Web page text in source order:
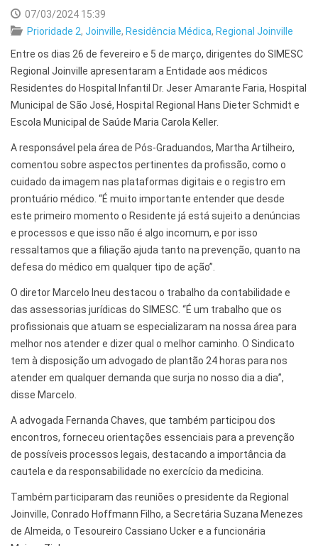
07/03/2024 15:39
Prioridade 2, Joinville, Residência Médica, Regional Joinville
Entre os dias 26 de fevereiro e 5 de março, dirigentes do SIMESC
Regional Joinville apresentaram a Entidade aos médicos
Residentes do Hospital Infantil Dr. Jeser Amarante Faria, Hospital
Municipal de São José, Hospital Regional Hans Dieter Schmidt e
Escola Municipal de Saúde Maria Carola Keller.
A responsável pela área de Pós-Graduandos, Martha Artilheiro,
comentou sobre aspectos pertinentes da profissão, como o
cuidado da imagem nas plataformas digitais e o registro em
prontuário médico. “É muito importante entender que desde
este primeiro momento o Residente já está sujeito a denúncias
e processos e que isso não é algo incomum, e por isso
ressaltamos que a filiação ajuda tanto na prevenção, quanto na
defesa do médico em qualquer tipo de ação”.
O diretor Marcelo Ineu destacou o trabalho da contabilidade e
das assessorias jurídicas do SIMESC. “É um trabalho que os
profissionais que atuam se especializaram na nossa área para
melhor nos atender e dizer qual o melhor caminho. O Sindicato
tem à disposição um advogado de plantão 24 horas para nos
atender em qualquer demanda que surja no nosso dia a dia”,
disse Marcelo.
A advogada Fernanda Chaves, que também participou dos
encontros, forneceu orientações essenciais para a prevenção
de possíveis processos legais, destacando a importância da
cautela e da responsabilidade no exercício da medicina.
Também participaram das reuniões o presidente da Regional
Joinville, Conrado Hoffmann Filho, a Secretária Suzana Menezes
de Almeida, o Tesoureiro Cassiano Ucker e a funcionária